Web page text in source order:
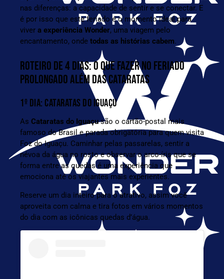
nas diferenças: a capacidade de sentir e se conectar. E
é por isso que este feriado é o momento ideal para
viver a experiência Wonder, uma viagem pelo
encantamento, onde todas as histórias cabem.
ROTEIRO DE 4 DIAS: O QUE FAZER NO FERIADO
PROLONGADO ALÉM DAS CATARATAS
1º DIA: CATARATAS DO IGUAÇU
As Cataratas do Iguaçusão o cartão-postal mais
famoso do Brasil e parada obrigatória para quem visita
Foz do Iguaçu. Caminhar pelas passarelas, sentir a
névoa da água no rosto e observar o arco-íris que se
forma entre as quedas é uma experiência que
emociona até os viajantes mais experientes.
Reserve um dia inteiro para o atrativo, assim você
aproveita com calma e tira fotos em vários momentos
do dia com as icônicas quedas d’água.